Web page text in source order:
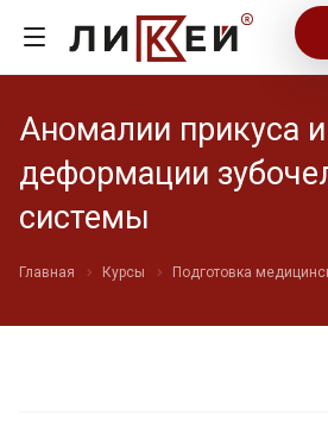
Аномалии прикуса и
деформации
системы
Главная Курсы Подготовка